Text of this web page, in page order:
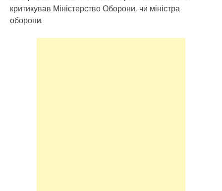
критикував Міністерство Оборони, чи міністра
оборони.